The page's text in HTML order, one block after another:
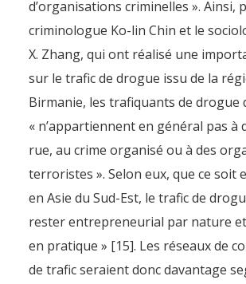
d’organisations criminelles ». Ainsi,
criminologue Ko-lin Chin et le
X. Zhang, qui ont réalisé une
sur le trafic de drogue issu de la
Birmanie, les trafiquants de drogue
« n’appartiennent en général pas à
rue, au crime organisé ou à des
terroristes ». Selon eux, que ce soit
en Asie du Sud-Est, le trafic de
rester entrepreneurial par nature
en pratique » [15]. Les réseaux de
de trafic seraient donc davantage